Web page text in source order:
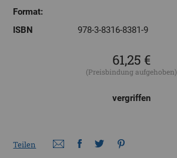
Format:
ISBN
978-3-8316-8381-9
61,25 €
(Preisbindung aufgehoben)
vergriffen
Teilen